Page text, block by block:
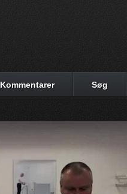
Kommentarer Søg